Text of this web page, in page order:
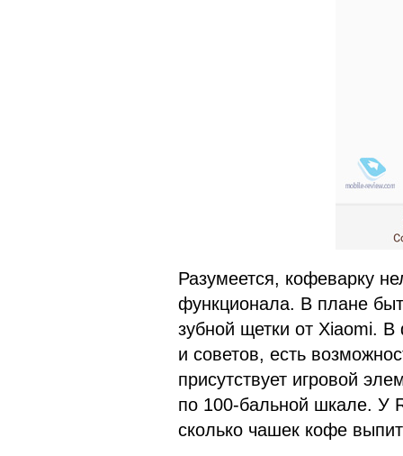
Разумеется, кофеварку
функционала. В плане
зубной щетки от Xiaomi.
и советов, есть
присутствует игровой
по 100-бальной шкале. У
сколько чашек кофе